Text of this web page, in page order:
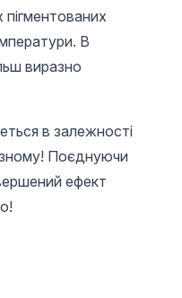
пігментованих
В
виразно
в залежності
Поєднуючи
ефект